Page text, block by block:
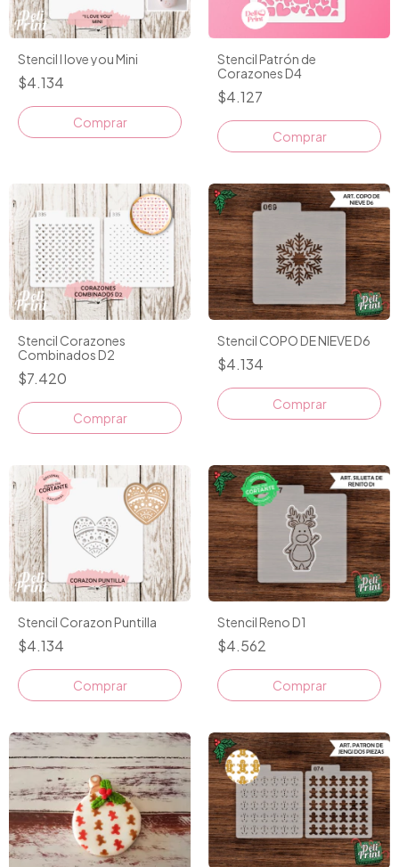
Stencil I love you Mini
$4.134
Stencil Patrón de
Corazones D4
$4.127
Stencil Corazones
Combinados D2
$7.420
Stencil COPO DE NIEVE D6
$4.134
Stencil Corazon Puntilla
$4.134
Stencil Reno D1
$4.562
Comprar